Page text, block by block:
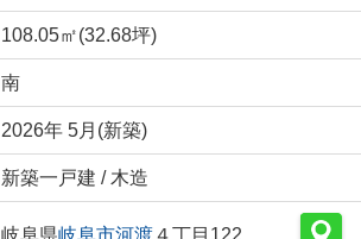
108.05㎡(32.68坪)
南
2026年 5月(新築)
新築一戸建 / 木造
岐阜県岐阜市河渡４丁目122